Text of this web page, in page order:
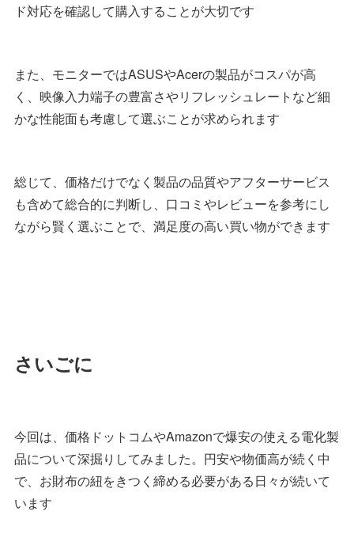
ド対応を確認して購入することが大切です
また、モニターではASUSやAcerの製品がコスパが高
く、映像入力端子の豊富さやリフレッシュレートなど細
かな性能面も考慮して選ぶことが求められます
総じて、価格だけでなく製品の品質やアフターサービス
も含めて総合的に判断し、口コミやレビューを参考にし
ながら賢く選ぶことで、満足度の高い買い物ができます
さいごに
今回は、価格ドットコムやAmazonで爆安の使える電化製
品について深掘りしてみました。円安や物価高が続く中
で、お財布の紐をきつく締める必要がある日々が続いて
います